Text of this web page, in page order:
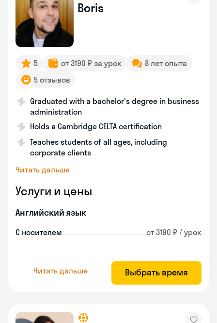
Boris
5 от 3190 ₽ за урок
8 лет опыта
5 отзывов
Graduated with a bachelor's degree in business
administration
Holds a Cambridge CELTA certification
Teaches students of all ages, including
corporate clients
Читать дальше
Услуги и цены
Английский язык
С носителем от 3190 ₽ / урок
Читать дальше Выбрать время